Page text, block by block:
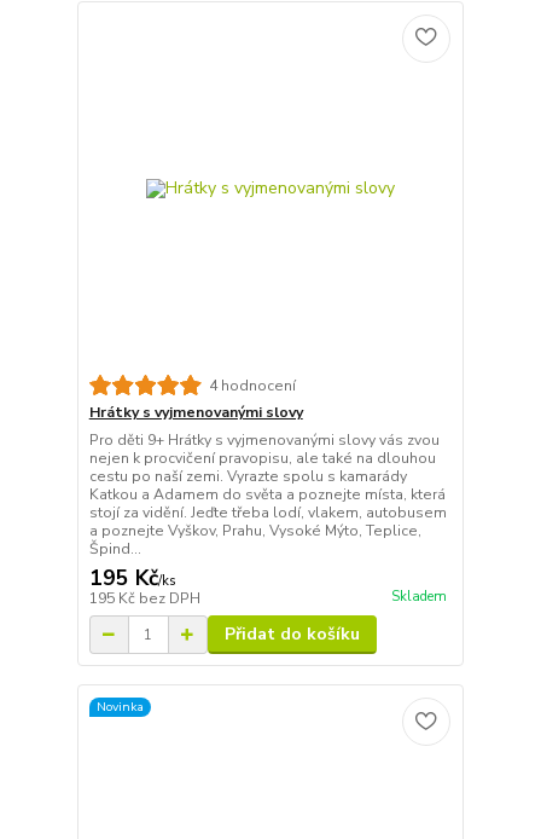
4 hodnocení
Hrátky s vyjmenovanými slovy
Pro děti 9+ Hrátky s vyjmenovanými slovy vás zvou
nejen k procvičení pravopisu, ale také na dlouhou
cestu po naší zemi. Vyrazte spolu s kamarády
Katkou a Adamem do světa a poznejte místa, která
stojí za vidění. Jeďte třeba lodí, vlakem, autobusem
a poznejte Vyškov, Prahu, Vysoké Mýto, Teplice,
Špind...
195 Kč/ks
195 Kč bez DPH Skladem
Přidat do košíku
Novinka